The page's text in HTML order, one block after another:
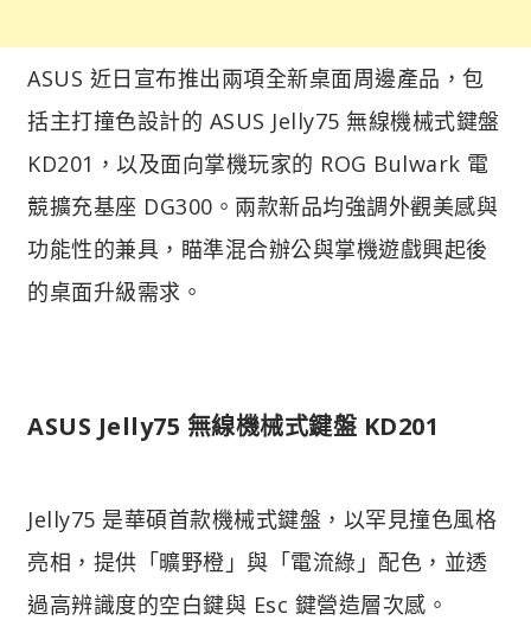
ASUS 近日宣布推出兩項全新桌面周邊產品，包
括主打撞色設計的 ASUS Jelly75 無線機械式鍵盤
KD201，以及面向掌機玩家的 ROG Bulwark 電
競擴充基座 DG300。兩款新品均強調外觀美感與
功能性的兼具，瞄準混合辦公與掌機遊戲興起後
的桌面升級需求。
ASUS Jelly75 無線機械式鍵盤 KD201​
Jelly75 是華碩首款機械式鍵盤，以罕見撞色風格
亮相，提供「曠野橙」與「電流綠」配色，並透
過高辨識度的空白鍵與 Esc 鍵營造層次感。